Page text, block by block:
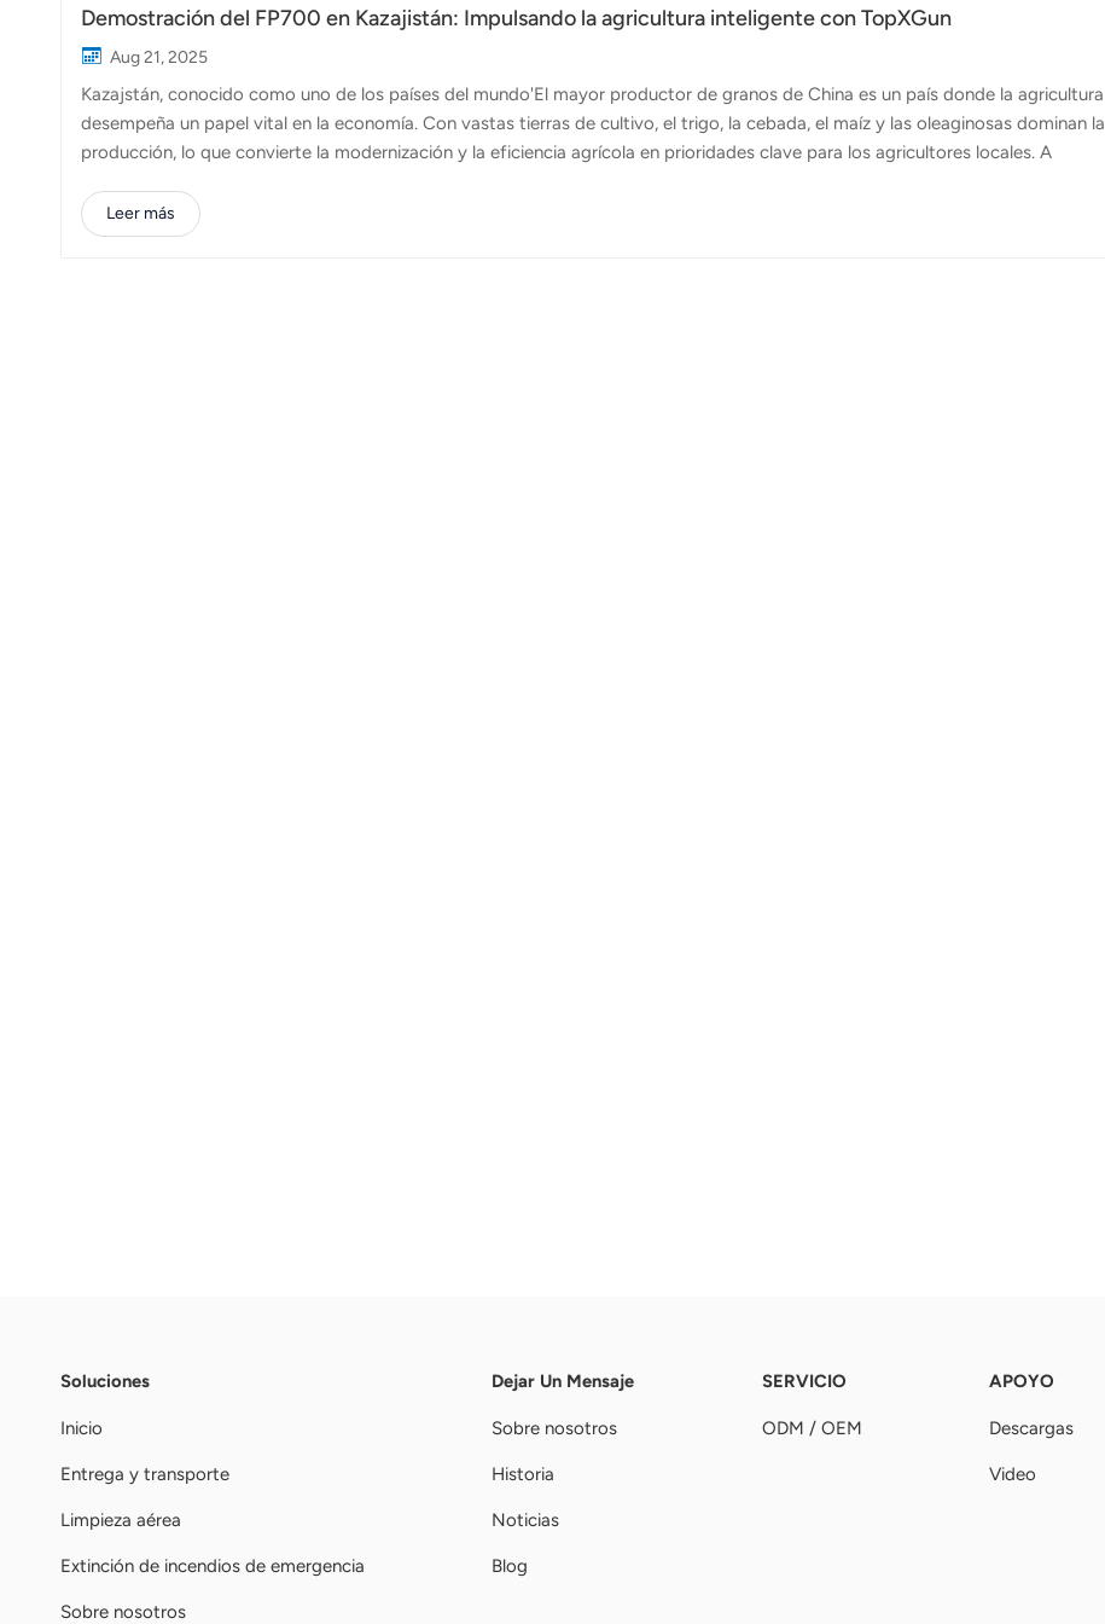
Demostración del FP700 en Kazajistán: Impulsando la agricultura inteligente con TopXGun
Aug 21, 2025
Kazajstán, conocido como uno de los países del mundo'El mayor productor de granos de China es un país donde la agricultura
desempeña un papel vital en la economía. Con vastas tierras de cultivo, el trigo, la cebada, el maíz y las oleaginosas dominan la
producción, lo que convierte la modernización y la eficiencia agrícola en prioridades clave para los agricultores locales. A
vez más valiosa para abordar la escasez de mano de obra e impulsar la productividad. Recientemente, TopXGun'El distribuidor
local en Kazajstán organizó con éxito un evento promocional con la Dron agrícola FP700El evento combinó una presentación
Leer más
Soluciones
Inicio
Entrega y transporte
Limpieza aérea
Extinción de incendios de emergencia
Sobre nosotros
Dejar Un Mensaje
Sobre nosotros
Historia
Noticias
Blog
SERVICIO
ODM / OEM
APOYO
Descargas
Video